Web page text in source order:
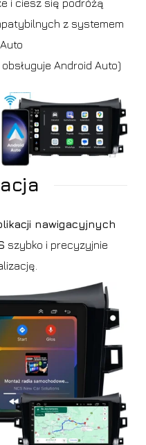
i ciesz się podróżą
z systemem
Android Auto)
nawigacyjnych
szybko i precyzyjnie